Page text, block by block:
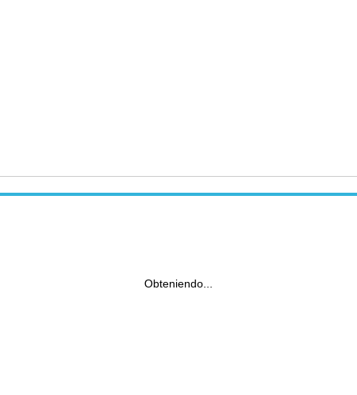
Obteniendo...